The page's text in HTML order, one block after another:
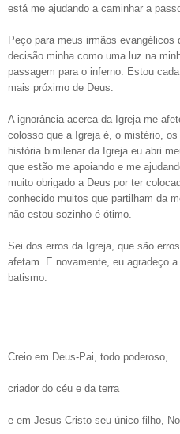
está me ajudando a caminhar a
Peço para meus irmãos
decisão minha como uma luz na
passagem para o inferno. Estou
mais próximo de Deus.
A ignorância acerca da Igreja me
colosso que a Igreja é, o mistério,
história bimilenar da Igreja eu abri
que estão me apoiando e me
muito obrigado a Deus por ter
conhecido muitos que partilham da
não estou sozinho é ótimo.
Sei dos erros da Igreja, que são
afetam. E novamente, eu agradeço
batismo.
Creio em Deus-Pai, todo poderoso,
criador do céu e da terra
e em Jesus Cristo seu único filho,